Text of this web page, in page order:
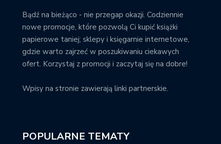
Bądź na bieżąco - nie przegap okazji. Codziennie
nowe promocje, które pozwolą Ci kupić książki
papierowe taniej; sklepy i księgarnie internetowe,
gdzie warto zajrzeć w poszukiwaniu ciekawych
ofert. Korzystaj z promocji i zaczytaj się na dobre!
Wpisy na stronie zawierają linki partnerskie.
POPULARNE TEMATY